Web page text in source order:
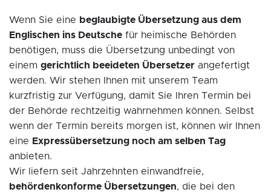
Wenn Sie eine beglaubigte Übersetzung aus dem
Englischen ins Deutsche für heimische Behörden
benötigen, muss die Übersetzung unbedingt von
einem gerichtlich beeideten Übersetzer angefertigt
werden. Wir stehen Ihnen mit unserem Team
kurzfristig zur Verfügung, damit Sie Ihren Termin bei
der Behörde rechtzeitig wahrnehmen können. Selbst
wenn der Termin bereits morgen ist, können wir Ihnen
eine Expressübersetzung noch am selben Tag
anbieten.
Wir liefern seit Jahrzehnten einwandfreie,
behördenkonforme Übersetzungen, die bei den